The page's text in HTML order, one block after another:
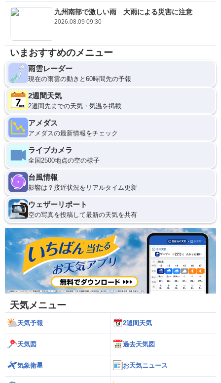
九州南部で激しい雨 大雨による災害に注意
2026.08.09 09:30
いまおすすめのメニュー
雨雲レーダー
現在の雨雲の動きと60時間先の予報
2週間天気
2週間先までの天気・気温を掲載
アメダス
アメダスの最新情報をチェック
ライブカメラ
全国2500地点の空の様子
台風情報
影響は？接近状況をリアルタイム更新
ウェザーリポート
空の写真を投稿して最新の天気を共有
天気メニュー
天気予報 2週間天気
天気図 過去天気図
気象衛星 お天気ニュース